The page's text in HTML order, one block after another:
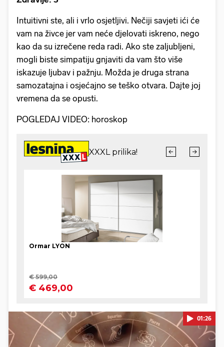
Intuitivni ste, ali i vrlo osjetljivi. Nečiji savjeti ići će
vam na živce jer vam neće djelovati iskreno, nego
kao da su izrečene reda radi. Ako ste zaljubljeni,
mogli biste simpatiju gnjaviti da vam što više
iskazuje ljubav i pažnju. Možda je druga strana
samozatajna i osjećajno se teško otvara. Dajte joj
vremena da se opusti.
POGLEDAJ VIDEO: horoskop
01:26